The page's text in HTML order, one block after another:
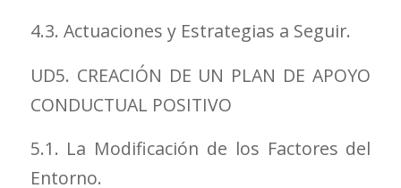
4.3. Actuaciones y Estrategias a Seguir.
UD5. CREACIÓN DE UN PLAN DE APOYO
CONDUCTUAL POSITIVO
5.1. La Modificación de los Factores del
Entorno.